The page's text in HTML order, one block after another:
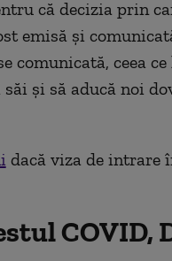
că decizia prin
emisă și
comunicată, ceea
și să aducă noi
dacă viza de intrare
COVID,